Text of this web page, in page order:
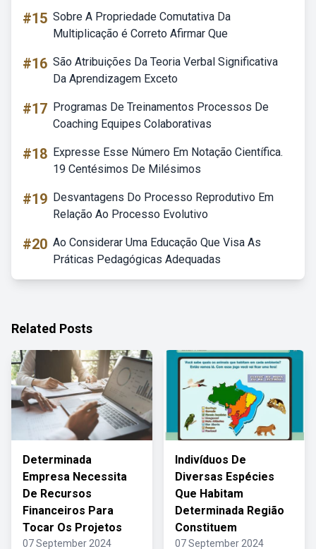
#15 Sobre A Propriedade Comutativa Da
Multiplicação é Correto Afirmar Que
#16 São Atribuições Da Teoria Verbal Significativa
Da Aprendizagem Exceto
#17 Programas De Treinamentos Processos De
Coaching Equipes Colaborativas
#18 Expresse Esse Número Em Notação Científica.
19 Centésimos De Milésimos
#19 Desvantagens Do Processo Reprodutivo Em
Relação Ao Processo Evolutivo
#20 Ao Considerar Uma Educação Que Visa As
Práticas Pedagógicas Adequadas
Related Posts
Determinada
Empresa Necessita
De Recursos
Financeiros Para
Tocar Os Projetos
07 September 2024
Indivíduos De
Diversas Espécies
Que Habitam
Determinada Região
Constituem
07 September 2024